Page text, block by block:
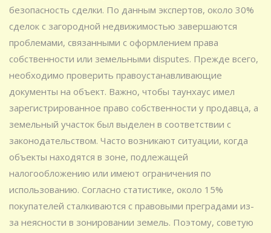
безопасность сделки. По данным экспертов, около 30%
сделок с загородной недвижимостью завершаются
проблемами, связанными с оформлением права
собственности или земельными disputes. Прежде всего,
необходимо проверить правоустанавливающие
документы на объект. Важно, чтобы таунхаус имел
зарегистрированное право собственности у продавца, а
земельный участок был выделен в соответствии с
законодательством. Часто возникают ситуации, когда
объекты находятся в зоне, подлежащей
налогообложению или имеют ограничения по
использованию. Согласно статистике, около 15%
покупателей сталкиваются с правовыми преградами из-
за неясности в зонировании земель. Поэтому, советую